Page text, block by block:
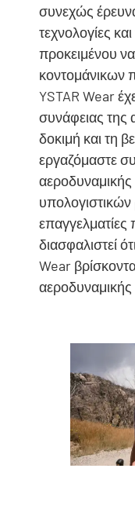
συνεχώς
τεχνολογίες
προκειμένου
κοντομάνικων
YSTAR Wear
συνάφειας της
δοκιμή και τη
εργαζόμαστε
υπολογιστικών
διασφαλιστεί
Wear
αεροδυναμικής